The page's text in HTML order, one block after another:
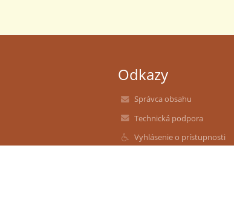
Odkazy
Správca obsahu
Technická podpora
Vyhlásenie o prístupnosti